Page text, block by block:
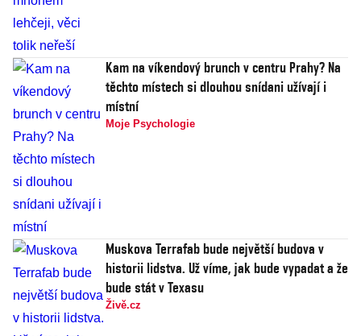
Kam na víkendový brunch v centru Prahy? Na
těchto místech si dlouhou snídani užívají i
místní
Moje Psychologie
Muskova Terrafab bude největší budova v
historii lidstva. Už víme, jak bude vypadat a že
bude stát v Texasu
Živě.cz